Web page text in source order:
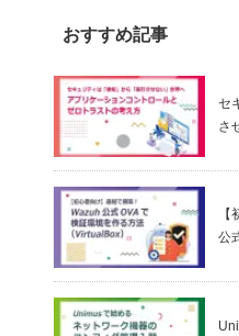
おすすめ記事
セ
ゼ
公